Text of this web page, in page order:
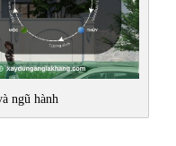
ngũ hành